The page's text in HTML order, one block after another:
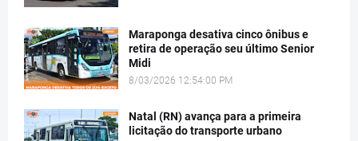
Maraponga desativa cinco ônibus e
retira de operação seu último Senior
Midi
8/03/2026 12:54:00 PM
Natal (RN) avança para a primeira
licitação do transporte urbano